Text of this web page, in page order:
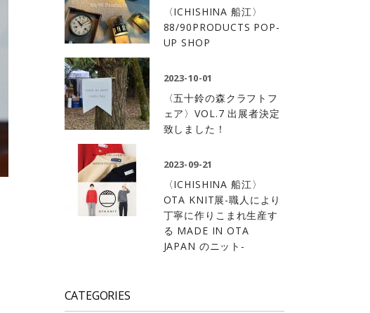
〈ICHISHINA 船江〉
88/90PRODUCTS POP-
UP SHOP
2023-10-01
〈五十鈴の森クラフトフ
ェア〉VOL.7 出展者決定
致しました！
2023-09-21
〈ICHISHINA 船江〉
OTA KNIT展-職人により
丁寧に作りこまれ生産す
る MADE IN OTA
JAPAN のニット-
CATEGORIES